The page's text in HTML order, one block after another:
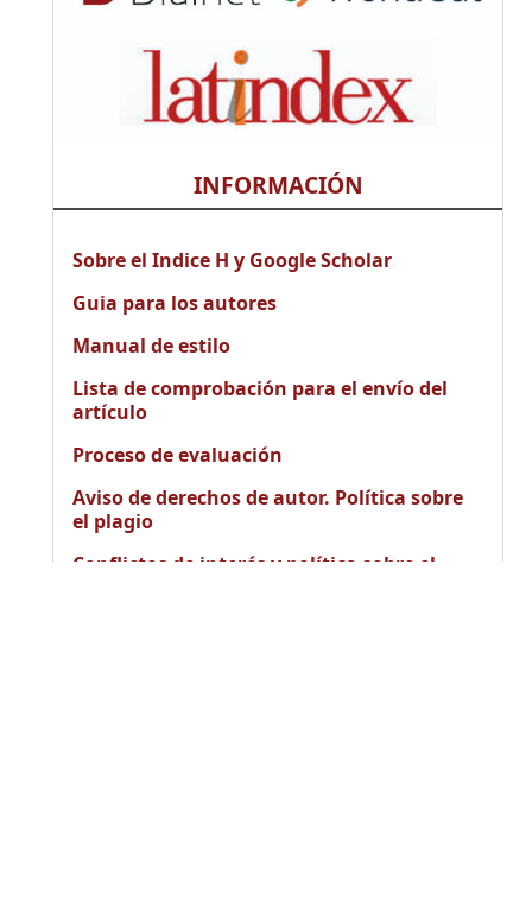
INFORMACIÓN
Sobre el Indice H y Google Scholar
Guia para los autores
Manual de estilo
Lista de comprobación para el envío del
artículo
Proceso de evaluación
Aviso de derechos de autor. Política sobre
el plagio
Conflictos de interés y política sobre el